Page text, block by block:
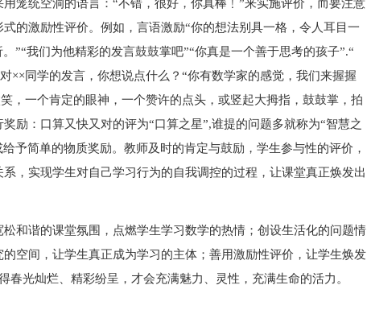
笼统空洞的语言：“不错，很好，你真棒﹗”来实施评价，而要注意
的激励性评价。例如，言语激励“你的想法别具一格，令人耳目一
”“我们为他精彩的发言鼓鼓掌吧”“你真是一个善于思考的孩子”.“
××同学的发言，你想说点什么？“你有数学家的感觉，我们来握握
，一个肯定的眼神，一个赞许的点头，或竖起大拇指，鼓鼓掌，拍
励：口算又快又对的评为“口算之星”,谁提的问题多就称为“智慧之
予简单的物质奖励。教师及时的肯定与鼓励，学生参与性的评价，
，实现学生对自己学习行为的自我调控的过程，让课堂真正焕发出
和谐的课堂氛围，点燃学生学习数学的热情；创设生活化的问题情
空间，让学生真正成为学习的主体；善用激励性评价，让学生焕发
春光灿烂、精彩纷呈，才会充满魅力、灵性，充满生命的活力。